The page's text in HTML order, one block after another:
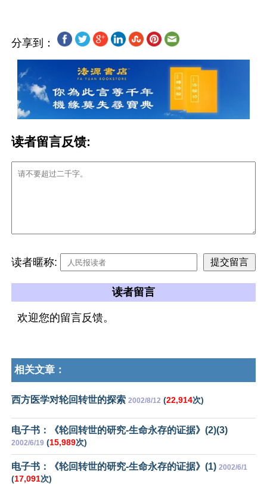
分享到：
读者留言反馈:
读者暱称:
读者留言
欢迎您的留言反馈。
相关文章：
西方医学对轮回转世的探索 2002/8/12 (22,914次)
电子书：《轮回转世的研究-生命永存的证据》(2)(3)
2002/6/19 (15,989次)
电子书：《轮回转世的研究-生命永存的证据》(1) 2002/6/1
(17,091次)